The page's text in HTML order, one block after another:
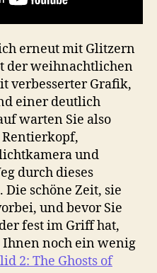
erneut mit Glitzern
der weihnachtlichen
verbesserter Grafik,
einer deutlich
warten Sie also
Rentierkopf,
und
durch dieses
schöne Zeit, sie
und bevor Sie
fest im Griff hat,
noch ein wenig
2: The Ghosts of